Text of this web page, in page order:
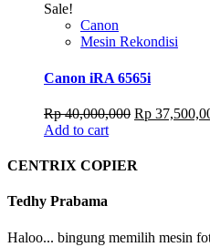
Sale!
Canon
Mesin Rekondisi
Canon iRA 6565i
Rp40,000,000 Original
Rp
Rp
Add to cart
CENTRIX COPIER
Tedhy Prabama
Haloo... bingung memilih mesin